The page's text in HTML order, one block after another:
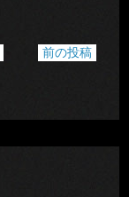
前の投稿